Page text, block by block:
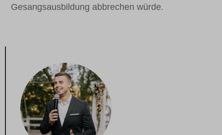
Gesangsausbildung abbrechen würde.